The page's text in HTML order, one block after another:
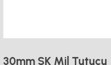
30mm SK Mil Tutucu